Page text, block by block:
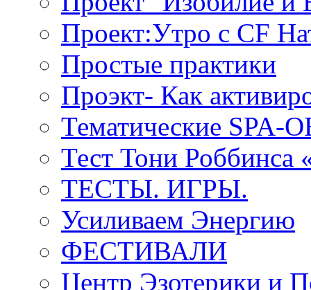
Проект:Утро с CF
Простые практики
Проэкт- Как
Тематические
Тест Тони Роббинса
ТЕСТЫ. ИГРЫ.
Усиливаем Энергию
ФЕСТИВАЛИ
Центр Эзотерики и